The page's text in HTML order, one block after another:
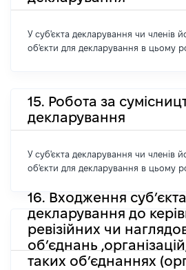
У суб'єкта декларування чи членів
об'єкти для декларування в цьому
15. Робота за
декларування
У суб'єкта декларування чи членів
об'єкти для декларування в цьому
16. Входження суб’єкта
декларування до
ревізійних чи
об’єднань
таких об’єднаннях